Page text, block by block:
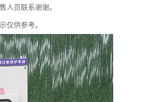
人员联系谢谢。
仅供参考。